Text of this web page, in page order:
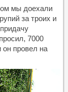
мы доехали
за троих и
7000
он провел на